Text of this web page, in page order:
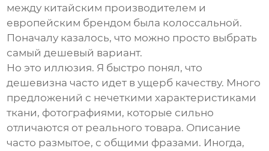
между китайским производителем и
европейским брендом была колоссальной.
Поначалу казалось, что можно просто выбрать
самый дешевый вариант.
Но это иллюзия. Я быстро понял, что
дешевизна часто идет в ущерб качеству. Много
предложений с нечеткими характеристиками
ткани, фотографиями, которые сильно
отличаются от реального товара. Описание
часто размытое, с общими фразами. Иногда,